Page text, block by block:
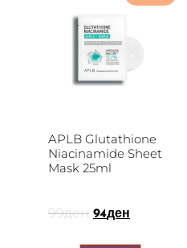
APLB Glutathione
Niacinamide Sheet
Mask 25ml
99ден 94ден